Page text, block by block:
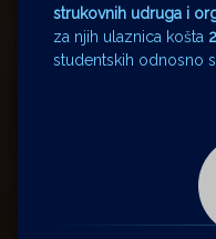
strukovnih udruga i
za njih ulaznica košta
studentskih odnosno